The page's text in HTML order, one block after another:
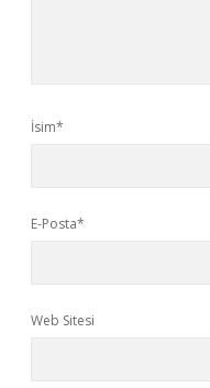
İsim*
E-Posta*
Web Sitesi